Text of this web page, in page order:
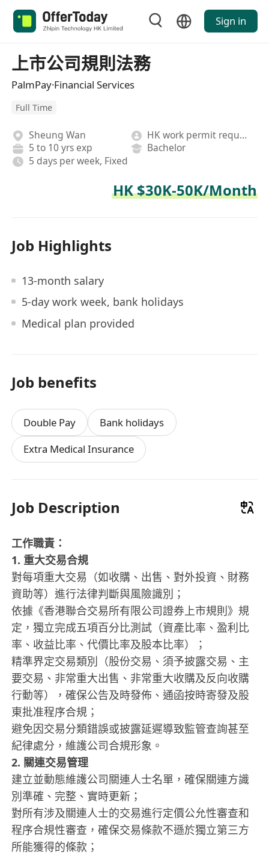
Sign in
上市公司規則法務
PalmPay·Financial Services
Full Time
Sheung Wan
HK work permit required
5 to 10 yrs exp
Bachelor
5 days per week, Fixed
HK $30K-50K/Month
Job Highlights
13-month salary
5-day work week, bank holidays
Medical plan provided
Job benefits
Double Pay
Bank holidays
Extra Medical Insurance
Job Description
工作職責：
1. 重大交易合規
對每項重大交易（如收購、出售、對外投資、財務
資助等）進行法律判斷與風險識別；
依據《香港聯合交易所有限公司證券上市規則》規
定，獨立完成五項百分比測試（資產比率、盈利比
率、收益比率、代價比率及股本比率）；
精準界定交易類別（股份交易、須予披露交易、主
要交易、非常重大出售、非常重大收購及反向收購
行動等），確保公告及時發佈、通函按時寄發及股
東批准程序合規；
避免因交易分類錯誤或披露延遲導致監管查詢甚至
紀律處分，維護公司合規形象。
2. 關連交易管理
建立並動態維護公司關連人士名單，確保關連方識
別準確、完整、實時更新；
對所有涉及關連人士的交易進行定價公允性審查和
程序合規性審查，確保交易條款不遜於獨立第三方
所能獲得的條款；